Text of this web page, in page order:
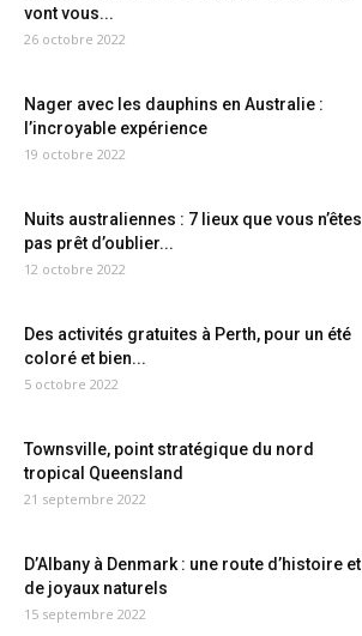
vont vous...
26 octobre 2022
Nager avec les dauphins en Australie :
l’incroyable expérience
19 octobre 2022
Nuits australiennes : 7 lieux que vous n’êtes
pas prêt d’oublier...
12 octobre 2022
Des activités gratuites à Perth, pour un été
coloré et bien...
5 octobre 2022
Townsville, point stratégique du nord
tropical Queensland
21 septembre 2022
D’Albany à Denmark : une route d’histoire et
de joyaux naturels
15 septembre 2022